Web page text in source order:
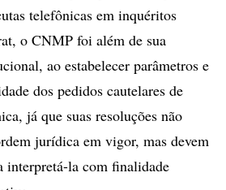
telefônicas em inquéritos
o CNMP foi além de sua
ao estabelecer parâmetros e
dos pedidos cautelares de
já que suas resoluções não
jurídica em vigor, mas devem
interpretá-la com finalidade